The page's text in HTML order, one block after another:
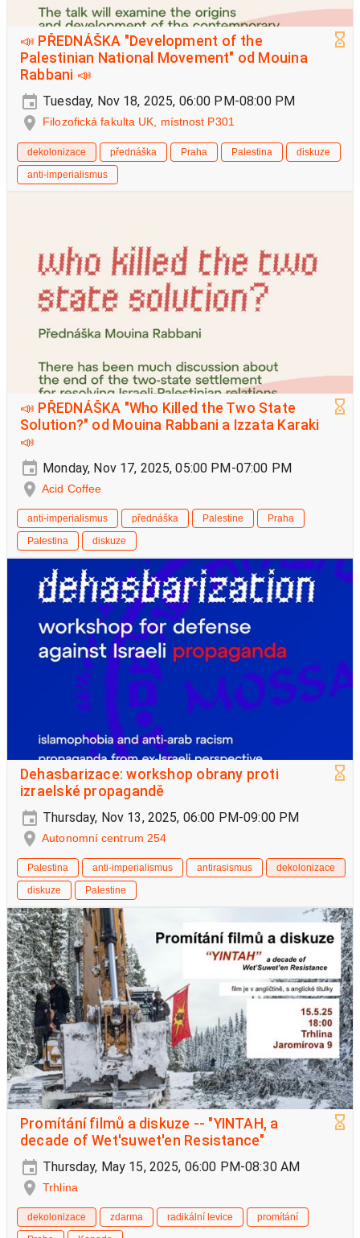
📣 PŘEDNÁŠKA "Development of the
Palestinian National Movement" od Mouina
Rabbani 📣
Tuesday, Nov 18, 2025, 06:00 PM-08:00 PM
Filozofická fakulta UK, místnost P301
dekolonizace přednáška Praha Palestina
diskuze
anti-imperialismus
📣 PŘEDNÁŠKA "Who Killed the Two State
Solution?" od Mouina Rabbani a Izzata Karaki
📣
Monday, Nov 17, 2025, 05:00 PM-07:00 PM
Acid Coffee
anti-imperialismus přednáška Palestine
Praha
Palestina
diskuze
Dehasbarizace: workshop obrany proti
izraelské propagandě
Thursday, Nov 13, 2025, 06:00 PM-09:00 PM
Autonomní centrum 254
Palestina anti-imperialismus antirasismus
dekolonizace
diskuze
Palestine
Promítání filmů a diskuze -- "YINTAH, a
decade of Wet'suwet'en Resistance"
Thursday, May 15, 2025, 06:00 PM-08:30 AM
Trhlina
dekolonizace zdarma radikální levice
promítání